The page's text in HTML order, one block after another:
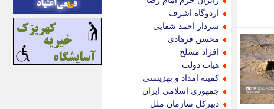
اردوگاه اشرف
سردار احمد شفایی
محسن فرهادی
افراد مسلح
هیات دولت
کمیته امداد و بهزیستی
جمهوری اسلامی ایران
دبیرکل سازمان ملل
باغستان نیوز
بامبوک
ببین و بخون
بدینسان
بنکر